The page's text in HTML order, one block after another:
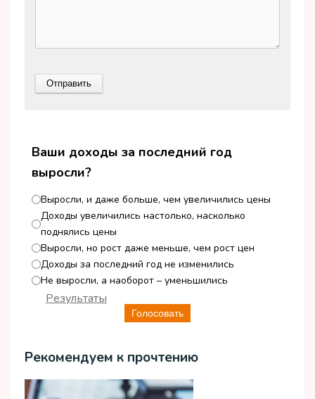
Ваши доходы за последний год
выросли?
Выросли, и даже больше, чем увеличились цены
Доходы увеличились настолько, насколько
поднялись цены
Выросли, но рост даже меньше, чем рост цен
Доходы за последний год не изменились
Не выросли, а наоборот – уменьшились
Голосовать
Результаты
Рекомендуем к прочтению